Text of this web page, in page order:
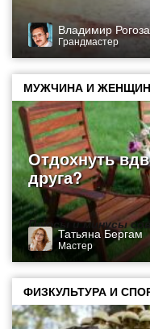
Владимир Рогоза
Грандмастер
МУЖЧИНА И
Отдохнуть
друга?
Плюсы и минусы
Татьяна Бергам
Мастер
ФИЗКУЛЬТУРА И